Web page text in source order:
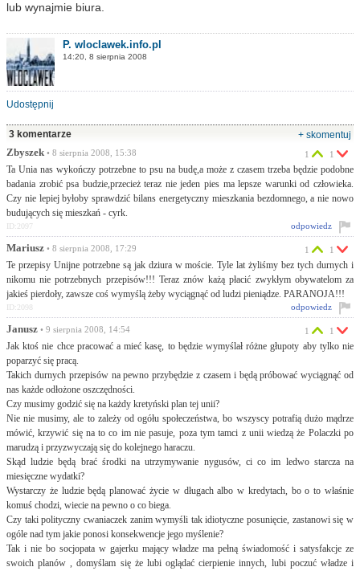
lub wynajmie biura.
P. wloclawek.info.pl
14:20, 8 sierpnia 2008
Udostępnij
3 komentarze
+ skomentuj
Zbyszek • 8 sierpnia 2008, 15:38
Ta Unia nas wykończy potrzebne to psu na budę,a może z czasem trzeba będzie podobne
badania zrobić psa budzie,przecież teraz nie jeden pies ma lepsze warunki od człowieka.
Czy nie lepiej byłoby sprawdzić bilans energetyczny mieszkania bezdomnego, a nie nowo
budujących się mieszkań - cyrk.
1 1
odpowiedz
ID:2097
Mariusz • 8 sierpnia 2008, 17:29
Te przepisy Unijne potrzebne są jak dziura w moście. Tyle lat żyliśmy bez tych durnych i
nikomu nie potrzebnych przepisów!!! Teraz znów każą płacić zwykłym obywatelom za
jakieś pierdoły, zawsze coś wymyślą żeby wyciągnąć od ludzi pieniądze. PARANOJA!!!
1 1
odpowiedz
ID:2098
Janusz • 9 sierpnia 2008, 14:54
Jak ktoś nie chce pracować a mieć kasę, to będzie wymyślał różne głupoty aby tylko nie
poparzyć się pracą.
Takich durnych przepisów na pewno przybędzie z czasem i będą próbować wyciągnąć od
nas każde odłożone oszczędności.
Czy musimy godzić się na każdy kretyński plan tej unii?
Nie nie musimy, ale to zależy od ogółu społeczeństwa, bo wszyscy potrafią dużo mądrze
mówić, krzywić się na to co im nie pasuje, poza tym tamci z unii wiedzą że Polaczki po
marudzą i przyzwyczają się do kolejnego haraczu.
Skąd ludzie będą brać środki na utrzymywanie nygusów, ci co im ledwo starcza na
miesięczne wydatki?
Wystarczy że ludzie będą planować życie w długach albo w kredytach, bo o to właśnie
komuś chodzi, wiecie na pewno o co biega.
Czy taki polityczny cwaniaczek zanim wymyśli tak idiotyczne posunięcie, zastanowi się w
ogóle nad tym jakie ponosi konsekwencje jego myślenie?
Tak i nie bo socjopata w gajerku mający władze ma pełną świadomość i satysfakcje ze
swoich planów , domyślam się że lubi oglądać cierpienie innych, lubi poczuć władze i
1 1